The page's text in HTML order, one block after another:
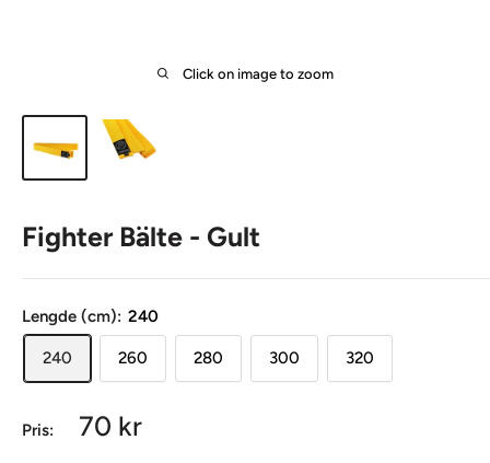
Click on image to zoom
Fighter Bälte - Gult
Lengde (cm): 240
240 260 280 300 320
Pris:
Sale
70 kr